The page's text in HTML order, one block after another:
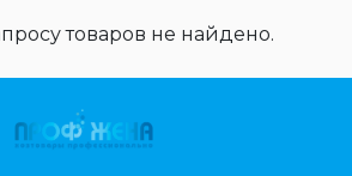
товаров не найдено.